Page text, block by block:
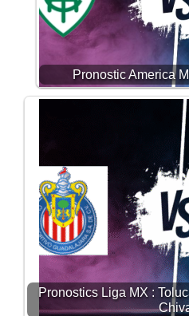
Pronostic America
Pronostics Liga MX :